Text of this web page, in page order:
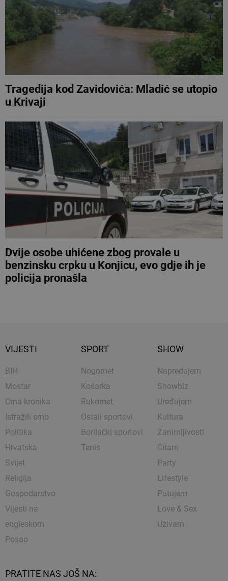
Tragedija kod Zavidovića: Mladić se utopio
u Krivaji
Dvije osobe uhićene zbog provale u
benzinsku crpku u Konjicu, evo gdje ih je
policija pronašla
VIJESTI
BIH
Mostar
Crna kronika
Istražili smo
Politika
Hrvatska
Svijet
Religija
Gospodarstvo
Vijesti na
engleskom
Posao
SPORT
Nogomet
Košarka
Rukomet
Ostali sportovi
Borilački sportovi
Tenis
SHOW
Napredujem
Showbiz
Uređujem
Kultura
Zanimljivosti
Čitam
Party
Lifestyle
Putujem
Love & Sex
Uživam
PRATITE NAS JOŠ NA: